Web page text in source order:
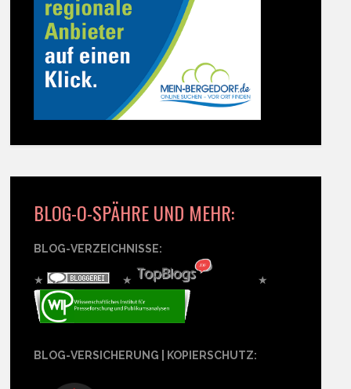
BLOG-O-SPÄHRE UND MEHR:
BLOG-VERZEICHNISSE:
★ ★ ★
BLOG-VERSICHERUNG | KOPIERSCHUTZ: